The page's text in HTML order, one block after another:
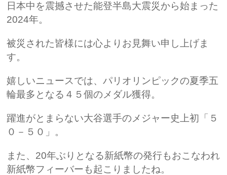
日本中を震撼させた能登半島大震災から始まった
2024年。
被災された皆様には心よりお見舞い申し上げま
す。
嬉しいニュースでは、パリオリンピックの夏季五
輪最多となる４５個のメダル獲得。
躍進がとまらない大谷選手のメジャー史上初「５
０－５０」。
また、20年ぶりとなる新紙幣の発行もおこなわれ
新紙幣フィーバーも起こりましたね。